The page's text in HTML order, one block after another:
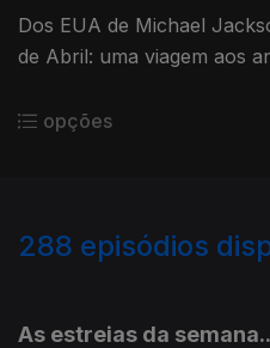
Dos EUA de Michael
de Abril: uma viagem aos
opções
288 episódios
As estreias da